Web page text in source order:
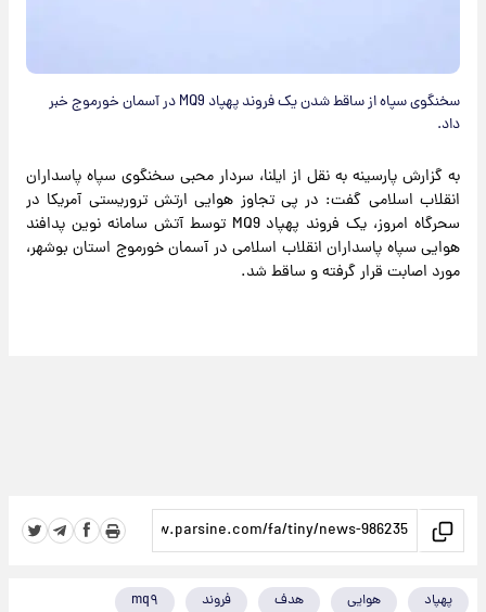
سخنگوی سپاه از ساقط شدن یک فروند پهپاد MQ9 در آسمان خورموج خبر
داد.
به گزارش پارسینه به نقل از ایلنا، سردار محبی سخنگوی سپاه پاسداران
انقلاب اسلامی گفت: در پی تجاوز هوایی ارتش تروریستی آمریکا در
سحرگاه امروز، یک فروند پهپاد MQ9 توسط آتش سامانه نوین پدافند
هوایی سپاه پاسداران انقلاب اسلامی در آسمان خورموج استان بوشهر،
مورد اصابت قرار گرفته و ساقط شد.
پهپاد هوایی هدف فروند mq۹